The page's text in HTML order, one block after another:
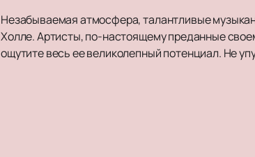
Незабываемая атмосфера, талантливые
Холле. Артисты, по-настоящему преданные
ощутите весь ее великолепный потенциал. Не